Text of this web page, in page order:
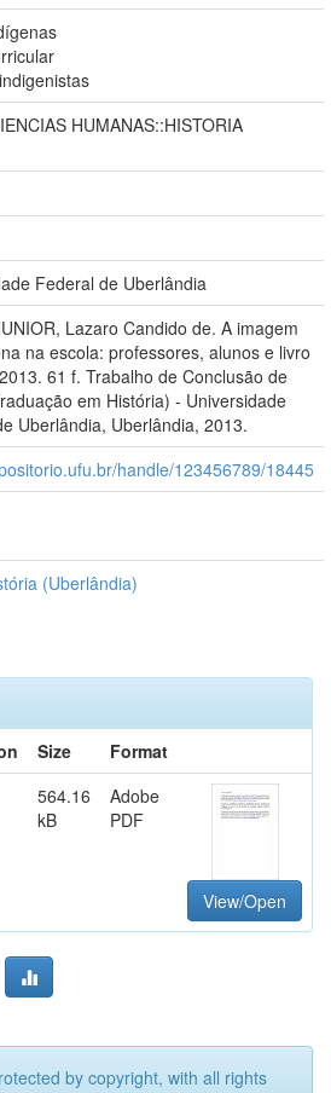
HUMANAS::HISTORIA
Federal de Uberlândia
Lazaro Candido de. A imagem
na escola: professores, alunos e livro
61 f. Trabalho de Conclusão de
em História) - Universidade
Uberlândia, Uberlândia, 2013.
handle/123456789/18445
(Uberlândia)
Size
Format
564.16
kB
Adobe
PDF
View/Open
by copyright, with all rights